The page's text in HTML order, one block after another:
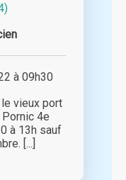
à 09h30
vieux port
4e
à 13h sauf
[...]